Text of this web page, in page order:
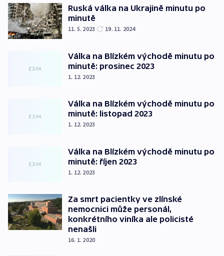
Ruská válka na Ukrajině minutu po
minutě
11. 5. 2023 19. 11. 2024
Válka na Blízkém východě minutu po
minutě: prosinec 2023
1. 12. 2023
Válka na Blízkém východě minutu po
minutě: listopad 2023
1. 12. 2023
Válka na Blízkém východě minutu po
minutě: říjen 2023
1. 12. 2023
Za smrt pacientky ve zlínské
nemocnici může personál,
konkrétního viníka ale policisté
nenašli
16. 1. 2020